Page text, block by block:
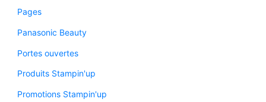
Pages
Panasonic Beauty
Portes ouvertes
Produits Stampin'up
Promotions Stampin'up